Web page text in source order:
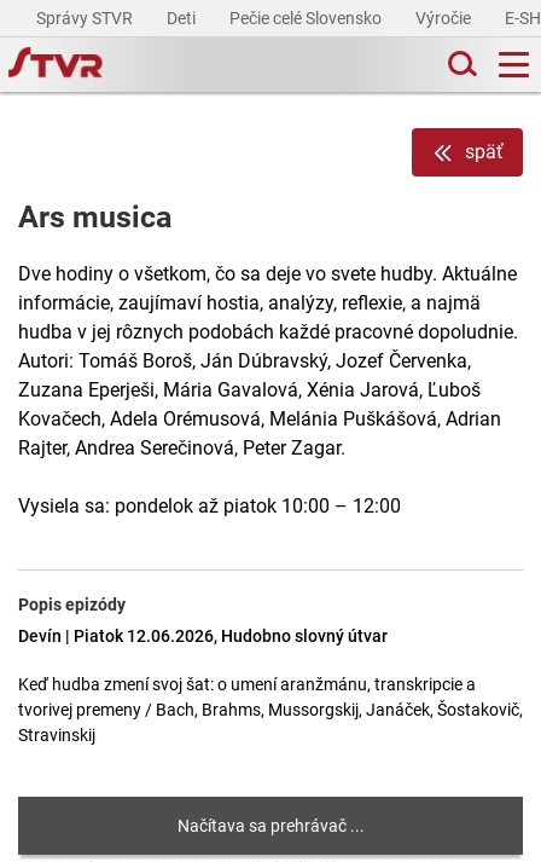
Správy STVR Deti Pečie celé Slovensko Výročie E-
späť
Ars musica
Dve hodiny o všetkom, čo sa deje vo svete hudby. Aktuálne
informácie, zaujímaví hostia, analýzy, reflexie, a najmä
hudba v jej rôznych podobách každé pracovné dopoludnie.
Autori: Tomáš Boroš, Ján Dúbravský, Jozef Červenka,
Zuzana Eperješi, Mária Gavalová, Xénia Jarová, Ľuboš
Kovačech, Adela Orémusová, Melánia Puškášová, Adrian
Rajter, Andrea Serečinová, Peter Zagar.
Vysiela sa: pondelok až piatok 10:00 – 12:00
Popis epizódy
Devín | Piatok 12.06.2026, Hudobno slovný útvar
Keď hudba zmení svoj šat: o umení aranžmánu, transkripcie a
tvorivej premeny / Bach, Brahms, Mussorgskij, Janáček, Šostakovič,
Stravinskij